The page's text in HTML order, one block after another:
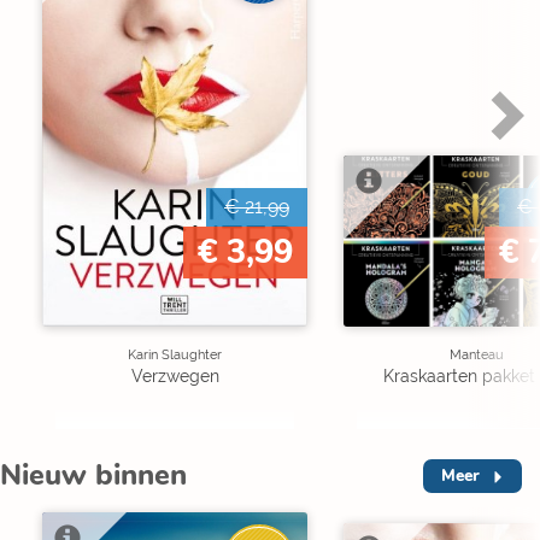
€ 21,99
€ 3,99
Karin Slaughter
Verzwegen
€
€
Manteau
Kraskaarten pakket
Nieuw binnen Meer